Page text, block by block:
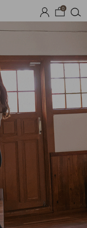
0
오늘출발 시즌